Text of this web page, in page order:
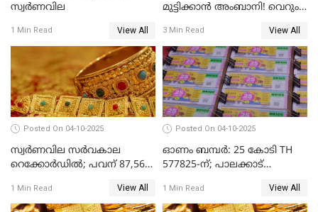
സ്വര്‍ണവില
1 Min Read View All
മുട്ടിക്കാൻ അംബാനി! വെറും
3 Min Read View All
Posted On 04-10-2025
സ്വര്‍ണവില സര്‍വകാല
റെക്കോര്‍ഡില്‍; പവന് 87,560
1 Min Read View All
Posted On 04-10-2025
ഓണം ബമ്പർ: 25 കോടി TH
577825-ന്; പാലക്കാട്
മുന്നിൽ
1 Min Read View All